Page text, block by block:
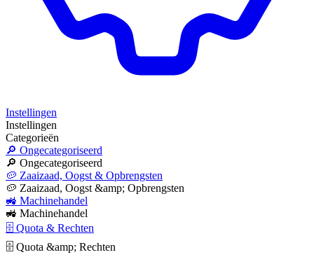
Instellingen
Instellingen
Categorieën
🔎 Ongecategoriseerd
🔎 Ongecategoriseerd
🥔 Zaaizaad, Oogst & Opbrengsten
🥔 Zaaizaad, Oogst &amp; Opbrengsten
🚜 Machinehandel
🚜 Machinehandel
🗄 Quota & Rechten
🗄 Quota &amp; Rechten